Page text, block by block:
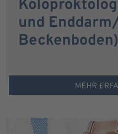
und
Beckenboden)
MEHR